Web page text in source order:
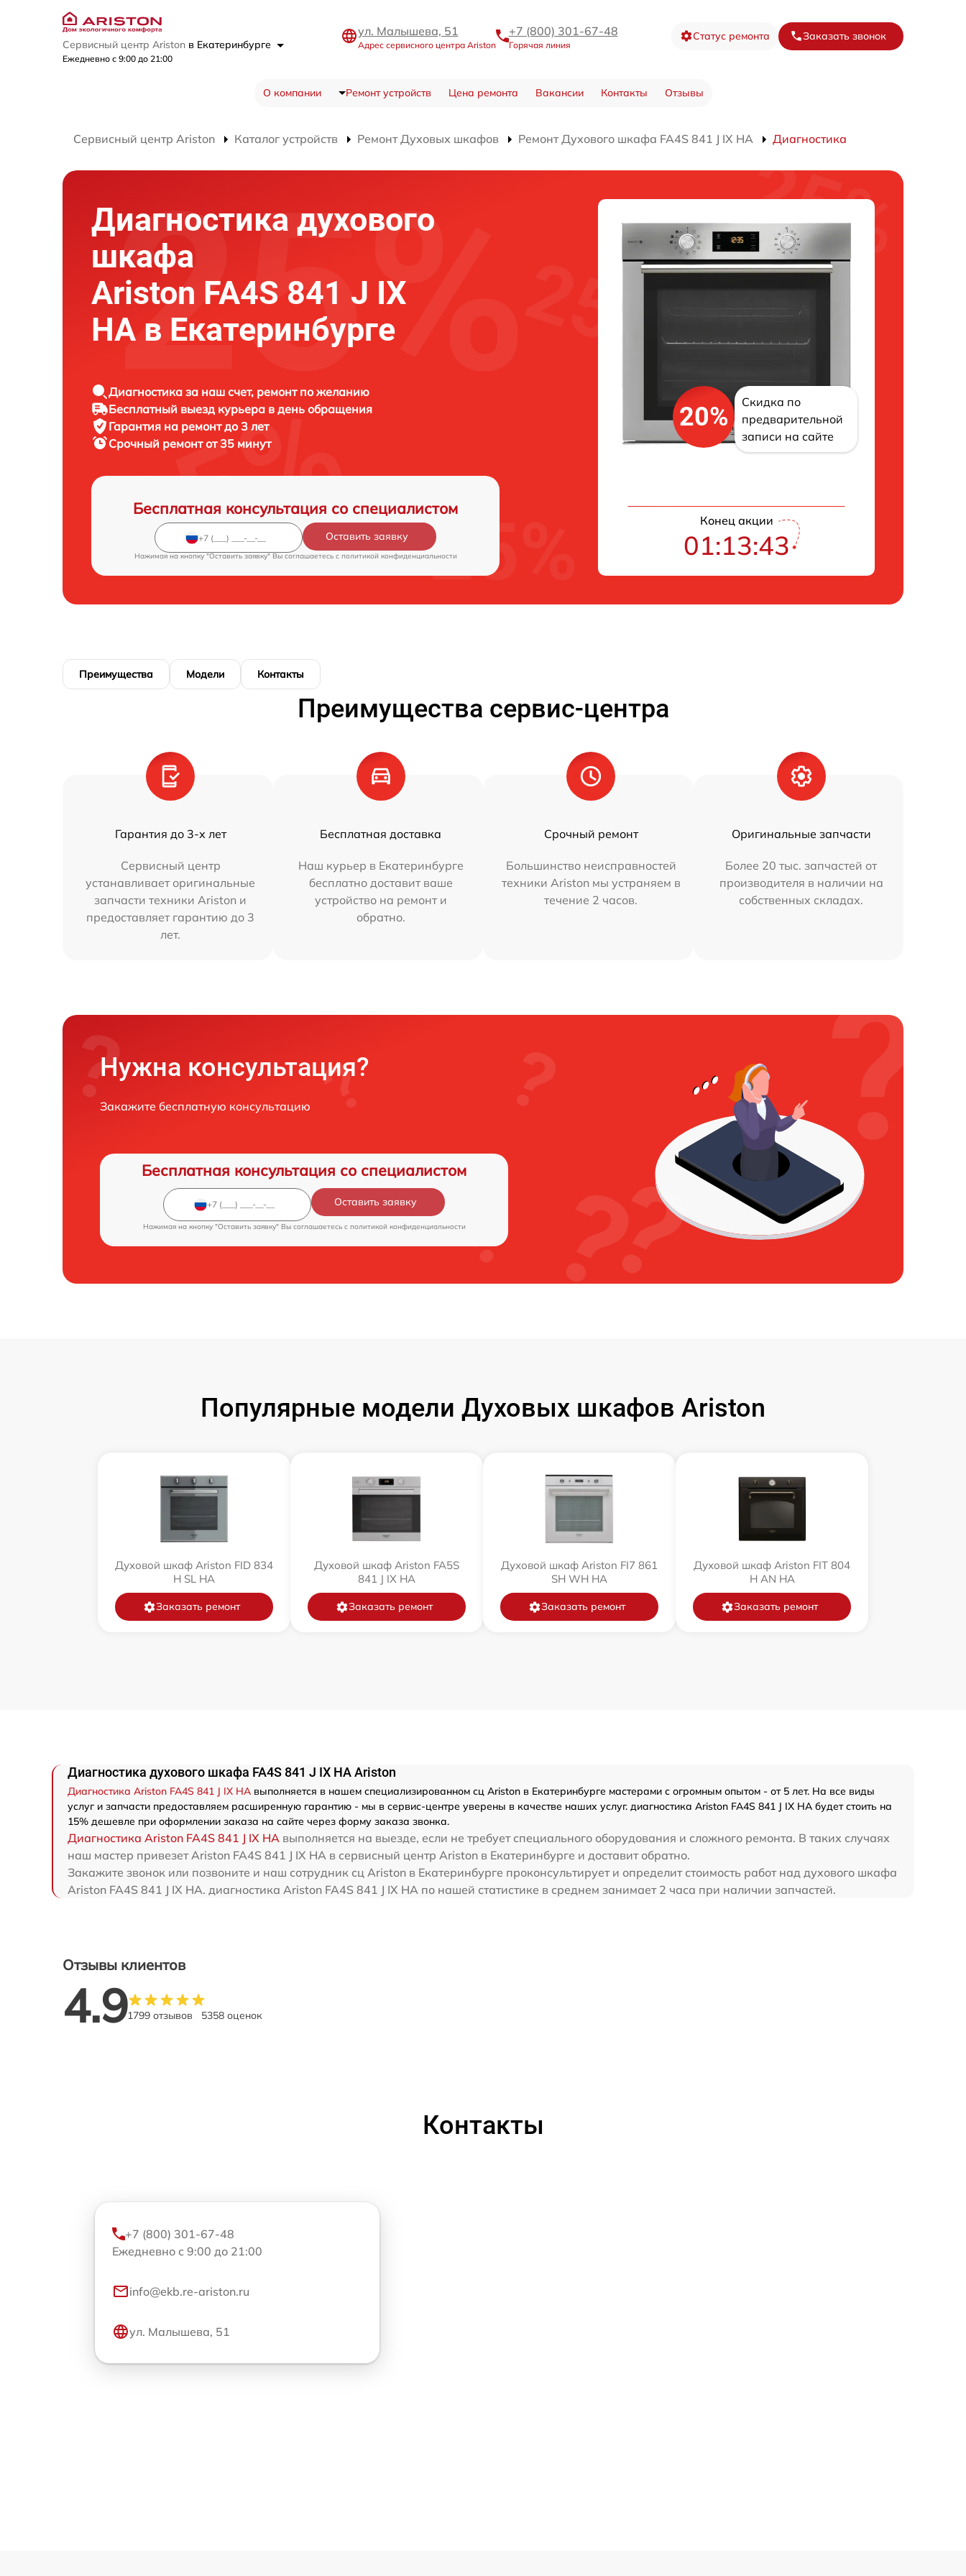
Сервисный центр Ariston в Екатеринбурге
Ежедневно с 9:00 до 21:00
ул. Малышева, 51
Адрес сервисного центра Ariston
+7 (800) 301-67-48
Горячая линия
Статус ремонта Заказать звонок
О компании Ремонт устройств Цена ремонта Вакансии Контакты Отзывы
Сервисный центр Ariston Каталог устройств Ремонт Духовых шкафов Ремонт Духового шкафа FA4S 841 J IX HA Диагностика
Диагностика духового
шкафа
Ariston FA4S 841 J IX
HA в Екатеринбурге
Диагностика за наш счет, ремонт по желанию
Бесплатный выезд курьера в день обращения
Гарантия на ремонт до 3 лет
Срочный ремонт от 35 минут
Бесплатная консультация со специалистом
Оставить заявку
Нажимая на кнопку "Оставить заявку" Вы соглашаетесь c политикой конфиденциальности
20%
Скидка по
предварительной
записи на сайте
Конец акции
01:13:42
Преимущества Модели Контакты
Преимущества сервис-центра
Гарантия до 3-х лет
Сервисный центр
устанавливает оригинальные
запчасти техники Ariston и
предоставляет гарантию до 3
лет.
Бесплатная доставка
Наш курьер в Екатеринбурге
бесплатно доставит ваше
устройство на ремонт и
обратно.
Срочный ремонт
Большинство неисправностей
техники Ariston мы устраняем в
течение 2 часов.
Оригинальные запчасти
Более 20 тыс. запчастей от
производителя в наличии на
собственных складах.
Нужна консультация?
Закажите бесплатную консультацию
Бесплатная консультация со специалистом
Оставить заявку
Нажимая на кнопку "Оставить заявку" Вы соглашаетесь c политикой конфиденциальности
Популярные модели Духовых шкафов Ariston
Духовой шкаф Ariston FID 834
H SL HA
Заказать ремонт
Духовой шкаф Ariston FA5S
841 J IX HA
Заказать ремонт
Духовой шкаф Ariston FI7 861
SH WH HA
Заказать ремонт
Духовой шкаф Ariston FIT 804
H AN HA
Заказать ремонт
Диагностика духового шкафа FA4S 841 J IX HA Ariston
Диагностика Ariston FA4S 841 J IX HA выполняется в нашем специализированном сц Ariston в Екатеринбурге мастерами с огромным опытом - от 5 лет. На все виды
услуг и запчасти предоставляем расширенную гарантию - мы в сервис-центре уверены в качестве наших услуг. диагностика Ariston FA4S 841 J IX HA будет стоить на
15% дешевле при оформлении заказа на сайте через форму заказа звонка.
Диагностика Ariston FA4S 841 J IX HA выполняется на выезде, если не требует специального оборудования и сложного ремонта. В таких случаях
наш мастер привезет Ariston FA4S 841 J IX HA в сервисный центр Ariston в Екатеринбурге и доставит обратно.
Закажите звонок или позвоните и наш сотрудник сц Ariston в Екатеринбурге проконсультирует и определит стоимость работ над духового шкафа
Ariston FA4S 841 J IX HA. диагностика Ariston FA4S 841 J IX HA по нашей статистике в среднем занимает 2 часа при наличии запчастей.
Отзывы клиентов
4.91799 отзывов 5358 оценок
Контакты
+7 (800) 301-67-48
Ежедневно с 9:00 до 21:00
info@ekb.re-ariston.ru
ул. Малышева, 51